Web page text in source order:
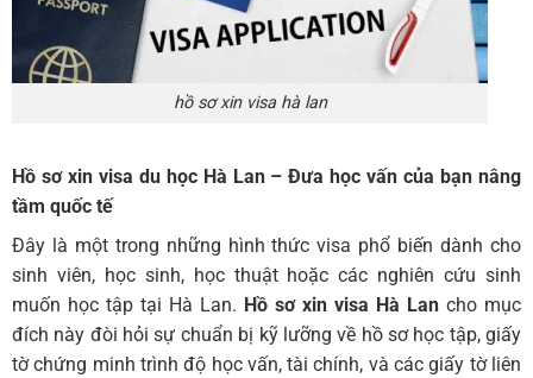
hồ sơ xin visa hà lan
Hồ sơ xin visa du học Hà Lan – Đưa học vấn của bạn nâng
tầm quốc tế
Đây là một trong những hình thức visa phổ biến dành cho
sinh viên, học sinh, học thuật hoặc các nghiên cứu sinh
muốn học tập tại Hà Lan. Hồ sơ xin visa Hà Lan cho mục
đích này đòi hỏi sự chuẩn bị kỹ lưỡng về hồ sơ học tập, giấy
tờ chứng minh trình độ học vấn, tài chính, và các giấy tờ liên